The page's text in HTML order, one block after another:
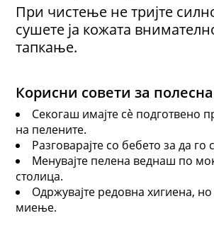
При чистење не тријте
сушете ја кожата
тапкање.
Корисни совети за
Секогаш имајте сè подготвено
на пелените.
Разговарајте со бебето за да го
Менувајте пелена веднаш по
столица.
Одржувајте редовна хигиена,
миење.